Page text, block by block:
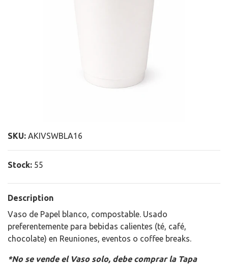
SKU: AKIVSWBLA16
Stock: 55
Description
Vaso de Papel blanco, compostable. Usado
preferentemente para bebidas calientes (té, café,
chocolate) en Reuniones, eventos o coffee breaks.
*No se vende el Vaso solo, debe comprar la Tapa